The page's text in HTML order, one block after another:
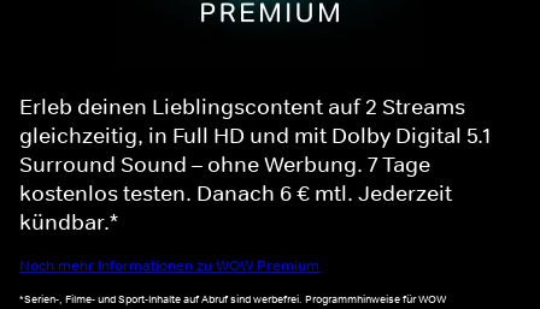
Erleb deinen Lieblingscontent auf 2 Streams
gleichzeitig, in Full HD und mit Dolby Digital 5.1
Surround Sound – ohne Werbung. 7 Tage
kostenlos testen. Danach 6 € mtl. Jederzeit
kündbar.*
Noch mehr Informationen zu WOW Premium
*Serien-, Filme- und Sport-Inhalte auf Abruf sind werbefrei. Programmhinweise für WOW